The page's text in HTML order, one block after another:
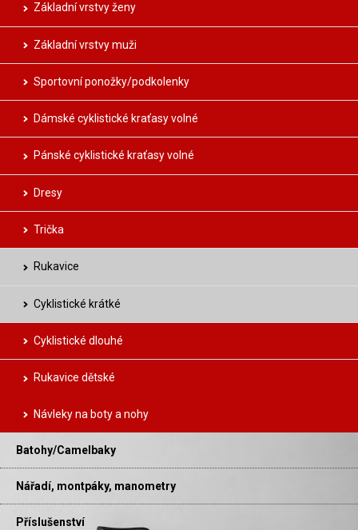
Základní vrstvy ženy
Základní vrstvy muži
Sportovní ponožky/podkolenky
Dámské cyklistické kraťasy volné
Pánské cyklistické kraťasy volné
Dresy
Trička
Rukavice
Cyklistické krátké
Cyklistické dlouhé
Rukavice dětské
Návleky na boty a nohy
Batohy/Camelbaky
Nářadí, montpáky, manometry
Příslušenství